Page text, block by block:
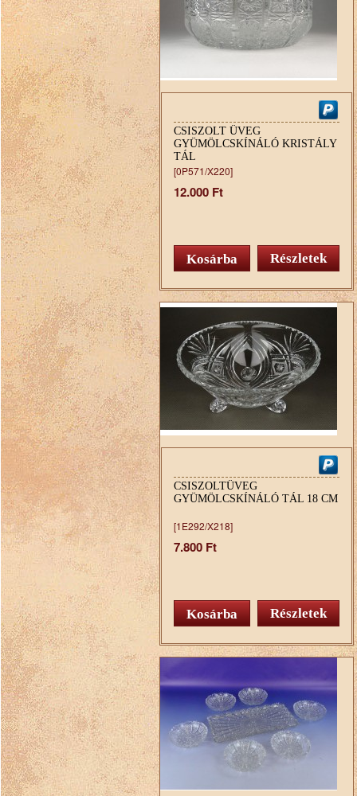
CSISZOLT ÜVEG
GYÜMÖLCSKÍNÁLÓ KRISTÁLY
TÁL
[0P571/X220]
12.000 Ft
Részletek
CSISZOLTÜVEG
GYÜMÖLCSKÍNÁLÓ TÁL 18 CM
[1E292/X218]
7.800 Ft
Részletek